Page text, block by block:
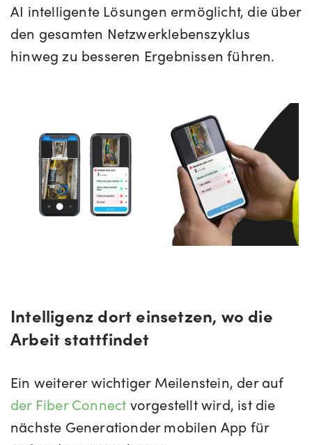
AI intelligente Lösungen ermöglicht, die über
den gesamten Netzwerklebenszyklus
hinweg zu besseren Ergebnissen führen.
Intelligenz dort einsetzen, wo die
Arbeit stattfindet
Ein weiterer wichtiger Meilenstein, der auf
der Fiber Connect vorgestellt wird, ist die
nächste Generationder mobilen App für